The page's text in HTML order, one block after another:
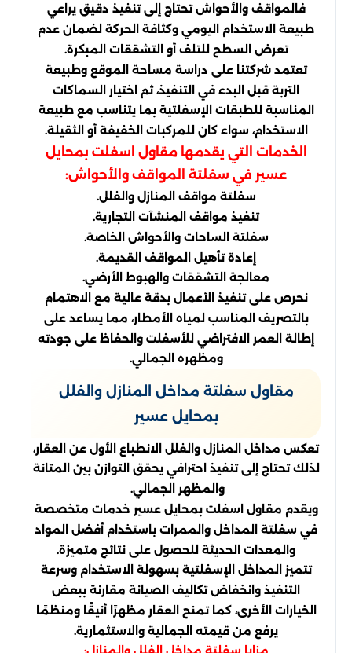
فالمواقف والأحواش تحتاج إلى تنفيذ دقيق يراعي
طبيعة الاستخدام اليومي وكثافة الحركة لضمان عدم
تعرض السطح للتلف أو التشققات المبكرة.
تعتمد شركتنا على دراسة مساحة الموقع وطبيعة
التربة قبل البدء في التنفيذ، ثم اختيار السماكات
المناسبة للطبقات الإسفلتية بما يتناسب مع طبيعة
الاستخدام، سواء كان للمركبات الخفيفة أو الثقيلة.
الخدمات التي يقدمها مقاول اسفلت بمحايل
عسير في سفلتة المواقف والأحواش:
سفلتة مواقف المنازل والفلل.
تنفيذ مواقف المنشآت التجارية.
سفلتة الساحات والأحواش الخاصة.
إعادة تأهيل المواقف القديمة.
معالجة التشققات والهبوط الأرضي.
نحرص على تنفيذ الأعمال بدقة عالية مع الاهتمام
بالتصريف المناسب لمياه الأمطار، مما يساعد على
إطالة العمر الافتراضي للأسفلت والحفاظ على جودته
ومظهره الجمالي.
مقاول سفلتة مداخل المنازل والفلل
بمحايل عسير
تعكس مداخل المنازل والفلل الانطباع الأول عن العقار،
لذلك تحتاج إلى تنفيذ احترافي يحقق التوازن بين المتانة
والمظهر الجمالي.
ويقدم مقاول اسفلت بمحايل عسير خدمات متخصصة
في سفلتة المداخل والممرات باستخدام أفضل المواد
والمعدات الحديثة للحصول على نتائج متميزة.
تتميز المداخل الإسفلتية بسهولة الاستخدام وسرعة
التنفيذ وانخفاض تكاليف الصيانة مقارنة ببعض
الخيارات الأخرى، كما تمنح العقار مظهرًا أنيقًا ومنظمًا
يرفع من قيمته الجمالية والاستثمارية.